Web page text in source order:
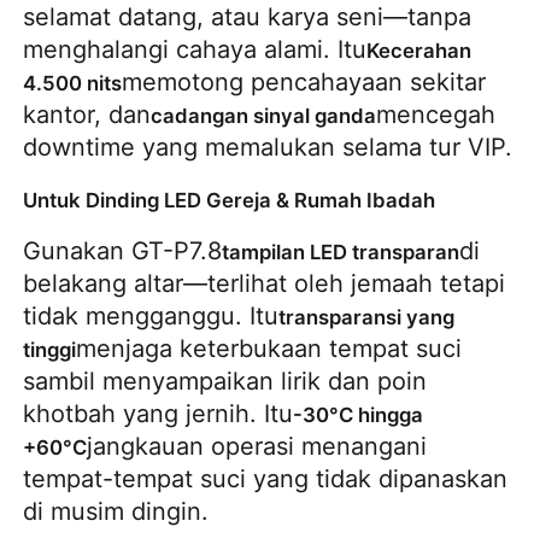
selamat datang, atau karya seni—tanpa
menghalangi cahaya alami. ItuKecerahan
4.500 nitsmemotong pencahayaan sekitar
kantor, dancadangan sinyal gandamencegah
downtime yang memalukan selama tur VIP.
Untuk Dinding LED Gereja & Rumah Ibadah
Gunakan GT-P7.8tampilan LED transparandi
belakang altar—terlihat oleh jemaah tetapi
tidak mengganggu. Itutransparansi yang
tinggimenjaga keterbukaan tempat suci
sambil menyampaikan lirik dan poin
khotbah yang jernih. Itu-30°C hingga
+60°Cjangkauan operasi menangani
tempat-tempat suci yang tidak dipanaskan
di musim dingin.